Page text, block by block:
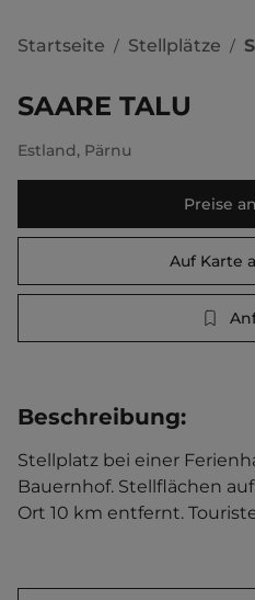
Startseite / Stellplätze /
SAARE TALU
Estland, Pärnu
Preise
Auf Karte
Beschreibung:
Stellplatz bei einer
Bauernhof. Stellflächen
Ort 10 km entfernt.